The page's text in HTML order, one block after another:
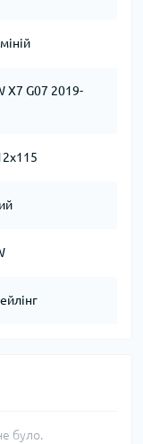
X7 G07 2019-
було.